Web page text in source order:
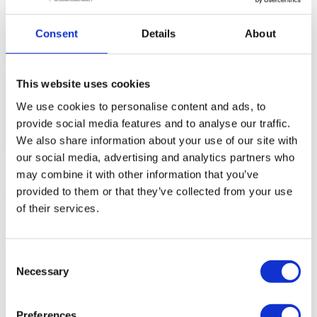
Consent Details About
This website uses cookies
We use cookies to personalise content and ads, to
provide social media features and to analyse our traffic.
We also share information about your use of our site with
our social media, advertising and analytics partners who
may combine it with other information that you’ve
provided to them or that they’ve collected from your use
of their services.
Selection
Necessary
Êtes-vous intéressé ?Planifiez une visite ou demandez plus
Demander plus d´informations
En demandant des informations, vous autorisez Sotheby's
International à conserver vos données afin de vous informer sur des
propriétés conformément à sa politique de confidentialité.
*Appel vers le réseau fixe national